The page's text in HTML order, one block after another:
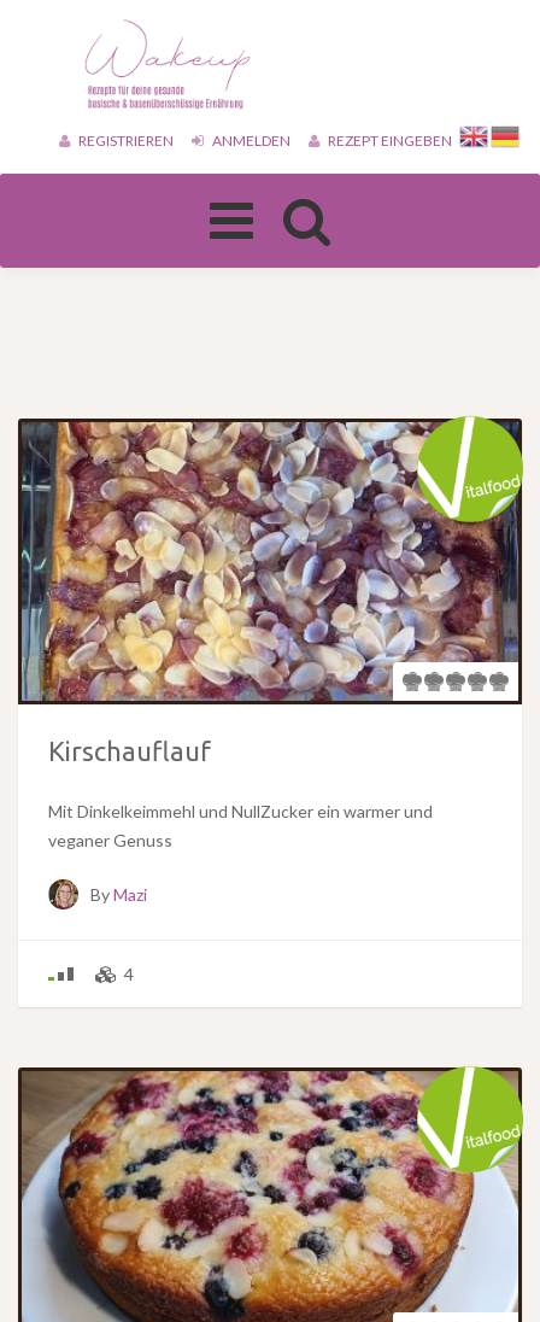
REGISTRIEREN ANMELDEN REZEPT EINGEBEN
Toggle
navigation
Kirschauflauf
Mit Dinkelkeimmehl und NullZucker ein warmer und
veganer Genuss
ByMazi
4